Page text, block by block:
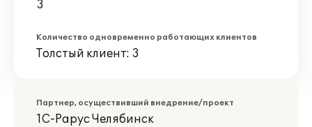
3
Количество одновременно работающих клиентов
Толстый клиент: 3
Партнер, осуществивший внедрение/проект
1С-Рарус Челябинск